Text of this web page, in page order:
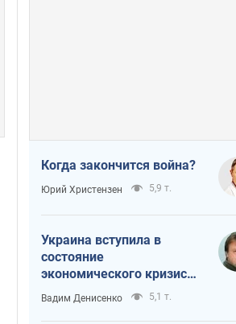
Когда закончится война?
Юрий Христензен 5,9 т.
Украина вступила в
состояние
экономического кризиса.
Есть ли свет в конце
туннеля?
Вадим Денисенко 5,1 т.